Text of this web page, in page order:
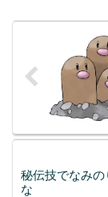
秘伝技でなみの
な